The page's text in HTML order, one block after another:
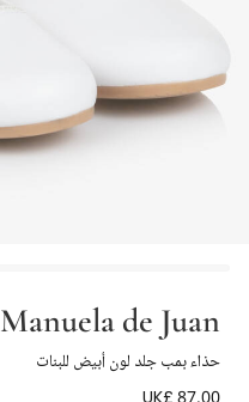
Manuela de Juan
حذاء بمب جلد لون أبيض للبنات
UK£ 87.00